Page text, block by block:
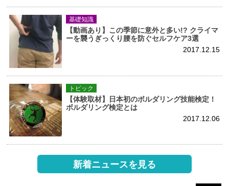
基礎知識
【動画あり】この季節に意外と多い!? クライマ
ーを襲うぎっくり腰を防ぐセルフケア3選
2017.12.15
トピック
【体験取材】日本初のボルダリング技能検定！
ボルダリング検定とは
2017.12.06
新着ニュースを見る